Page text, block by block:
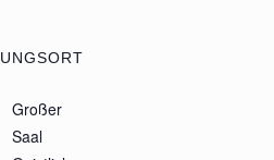
Großer
Saal